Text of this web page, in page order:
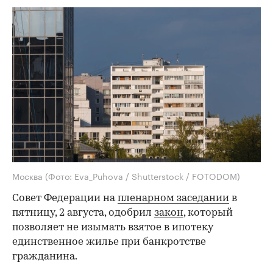
Москва (Фото: Eva_Puhova / Shutterstock / FOTODOM)
Совет Федерации напленарном заседании в
пятницу, 2 августа, одобрил закон, который
позволяет не изымать взятое в ипотеку
единственное жилье при банкротстве
гражданина.